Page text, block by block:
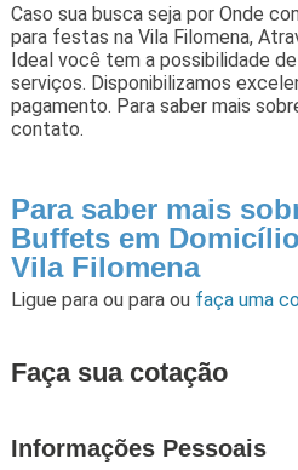
Caso sua busca seja por Onde
para festas na Vila Filomena,
Ideal você tem a possibilidade
serviços. Disponibilizamos
pagamento. Para saber mais
contato.
Para saber mais
Buffets em
Vila Filomena
Ligue para ou para ou faça uma
Faça sua cotação
Informações Pessoais